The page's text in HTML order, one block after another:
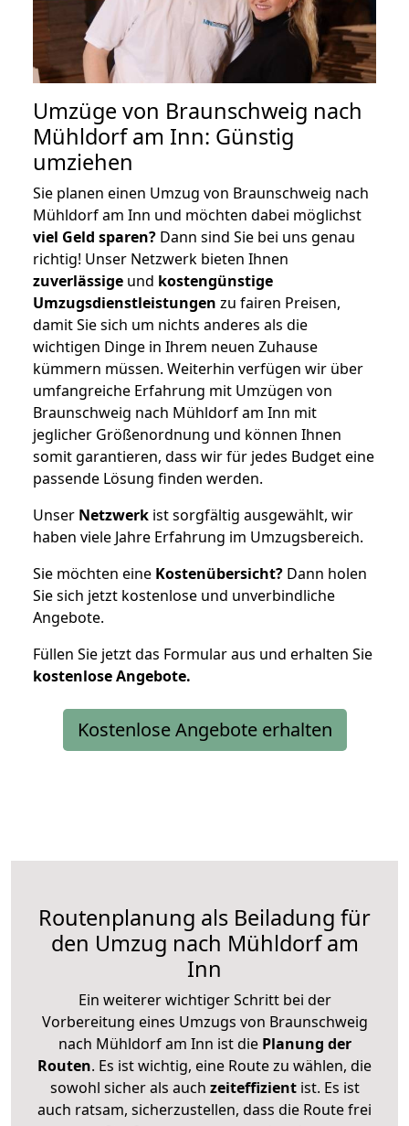
Umzüge von Braunschweig nach
Mühldorf am Inn: Günstig
umziehen
Sie planen einen Umzug von Braunschweig nach
Mühldorf am Inn und möchten dabei möglichst
viel Geld sparen? Dann sind Sie bei uns genau
richtig! Unser Netzwerk bieten Ihnen
zuverlässige und kostengünstige
Umzugsdienstleistungen zu fairen Preisen,
damit Sie sich um nichts anderes als die
wichtigen Dinge in Ihrem neuen Zuhause
kümmern müssen. Weiterhin verfügen wir über
umfangreiche Erfahrung mit Umzügen von
Braunschweig nach Mühldorf am Inn mit
jeglicher Größenordnung und können Ihnen
somit garantieren, dass wir für jedes Budget eine
passende Lösung finden werden.
Unser Netzwerk ist sorgfältig ausgewählt, wir
haben viele Jahre Erfahrung im Umzugsbereich.
Sie möchten eine Kostenübersicht? Dann holen
Sie sich jetzt kostenlose und unverbindliche
Angebote.
Füllen Sie jetzt das Formular aus und erhalten Sie
kostenloseAngebote.
Kostenlose Angebote erhalten
Routenplanung als Beiladung für
den Umzug nach Mühldorf am
Inn
Ein weiterer wichtiger Schritt bei der
Vorbereitung eines Umzugs von Braunschweig
nach Mühldorf am Inn ist diePlanung der
Routen. Es ist wichtig, eine Route zu wählen, die
sowohl sicher als auch zeiteffizientist. Es ist
auch ratsam, sicherzustellen, dass die Route frei